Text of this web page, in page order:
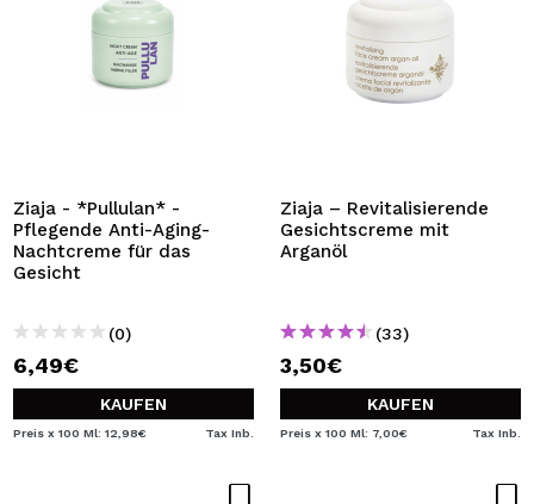
Ziaja - *Pullulan* -
Pflegende Anti-Aging-
Nachtcreme für das
Gesicht
(0)
6,49€
KAUFEN
Preis x 100 Ml: 12,98€ Tax Inb.
Ziaja – Revitalisierende
Gesichtscreme mit
Arganöl
(33)
3,50€
KAUFEN
Preis x 100 Ml: 7,00€ Tax Inb.